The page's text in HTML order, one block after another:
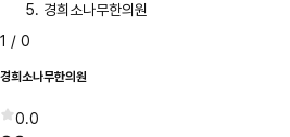
경희소나무한의원
1 / 0
경희소나무한의원
0.0